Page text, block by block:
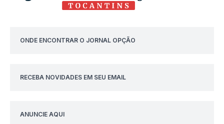
ONDE ENCONTRAR O JORNAL OPÇÃO
RECEBA NOVIDADES EM SEU EMAIL
ANUNCIE AQUI